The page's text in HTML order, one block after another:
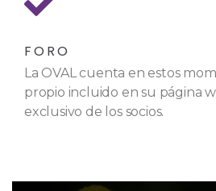
FORO
La OVAL cuenta en estos
propio incluido en su página
exclusivo de los socios.